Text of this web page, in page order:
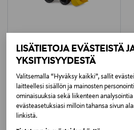
LISÄTIETOJA EVÄSTEISTÄ
YKSITYISYYDESTÄ
Valitsemalla “Hyväksy kaikki”, sallit
laitteellesi sisällön ja mainosten
ominaisuuksia sekä liikenteen
evästeasetuksiasi milloin tahansa sivun
linkistä.
poliisimönkijä lelu, poliisi ja
BRUDER Pyöräkuormaaja
Original Price
50,99 €